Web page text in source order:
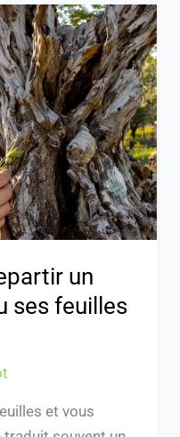
un
ses feuilles
et vous